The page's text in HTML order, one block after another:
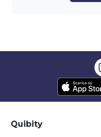
Quibity